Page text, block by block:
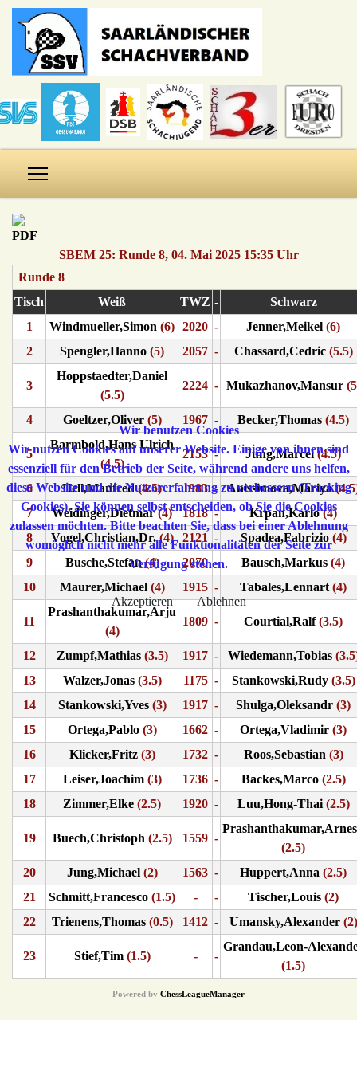
SBEM 25: Runde 8, 04. Mai 2025 15:35 Uhr
Runde 8
Tisch
Weiß TWZ -
Schwarz
1
Windmueller,Simon (6) 2020 - Jenner,Meikel (6)
2
Spengler,Hanno (5) 2057 - Chassard,Cedric(5.5)
3
Hoppstaedter,Daniel
(5.5)
2224 - Mukazhanov,Mansur
4 Goeltzer,Oliver(5) 1967 - Becker,Thomas (4.5)
5
Barmbold,Hans Ulrich
(4.5)
2153 - Jung,Marcel(4.5)
6 Hell,Manfred(4.5) 1983 - Anissimova,Mariya
7
Weidinger,Dietmar(4) 1818 - Krpan,Karlo(4)
8
Vogel,Christian,Dr.(4) 2121 - Spadea,Fabrizio(4)
9
Busche,Stefan(4) 2070 - Bausch,Markus (4)
10
Maurer,Michael(4) 1915 - Tabales,Lennart (4)
11
Prashanthakumar,Arju
(4)
1809 - Courtial,Ralf(3.5)
12 Zumpf,Mathias(3.5) 1917 - Wiedemann,Tobias
13
Walzer,Jonas(3.5) 1175 - Stankowski,Rudy(3.5)
14
Stankowski,Yves(3) 1917 - Shulga,Oleksandr (3)
15
Ortega,Pablo(3) 1662 - Ortega,Vladimir (3)
16
Klicker,Fritz(3) 1732 - Roos,Sebastian (3)
17
Leiser,Joachim(3) 1736 - Backes,Marco(2.5)
18
Zimmer,Elke (2.5) 1920 - Luu,Hong-Thai(2.5)
19 Buech,Christoph (2.5) 1559 -
(2.5)
20
Jung,Michael(2) 1563 - Huppert,Anna (2.5)
21
Schmitt,Francesco (1.5) - - Tischer,Louis (2)
22
Trienens,Thomas(0.5) 1412 - Umansky,Alexander(2)
23 Stief,Tim(1.5) - -
Grandau,Leon-
(1.5)
Powered by ChessLeagueManager
Wir benutzen Cookies
Wir nutzen Cookies auf unserer Website. Einige von ihnen sind
essenziell für den Betrieb der Seite, während andere uns helfen,
diese Website und die Nutzererfahrung zu verbessern (Tracking
Cookies). Sie können selbst entscheiden, ob Sie die Cookies
zulassen möchten. Bitte beachten Sie, dass bei einer Ablehnung
womöglich nicht mehr alle Funktionalitäten der Seite zur
Verfügung stehen.
Akzeptieren Ablehnen